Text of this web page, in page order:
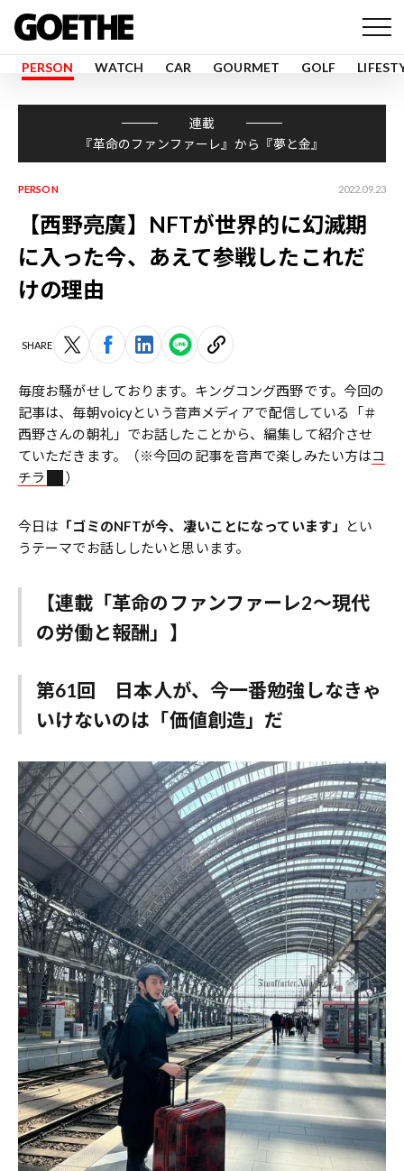
PERSON WATCH CAR GOURMET GOLF
連載
『革命のファンファーレ』から『夢と金』
PERSON 2022.09.23
【西野亮廣】NFTが世界的に幻滅期
に入った今、あえて参戦したこれだ
けの理由
SHARE
毎度お騒がせしております。キングコング西野です。今回の
記事は、毎朝voicyという音声メディアで配信している「＃
西野さんの朝礼」でお話したことから、編集して紹介させ
ていただきます。（※今回の記事を音声で楽しみたい方はコ
チラ
）
今日は 「ゴミのNFTが今、凄いことになっています」
とい
うテーマでお話ししたいと思います。
【連載「革命のファンファーレ2～現代
の労働と報酬」】
第61回 日本人が、今一番勉強しなきゃ
いけないのは「価値創造」だ